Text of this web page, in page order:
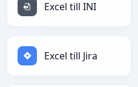
Excel till INI
Excel till Jira